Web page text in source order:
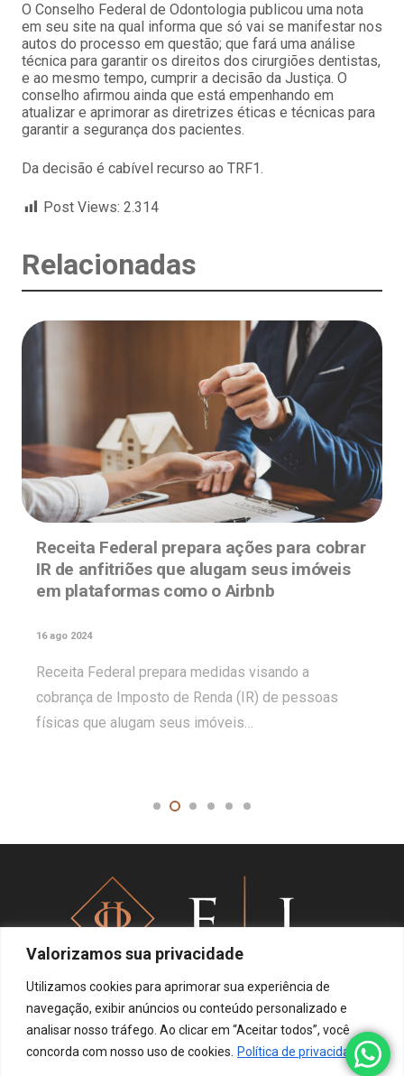
Valorizamos sua privacidade
Utilizamos cookies para aprimorar sua experiência de
navegação, exibir anúncios ou conteúdo personalizado e
analisar nosso tráfego. Ao clicar em “Aceitar todos”, você
concorda com nosso uso de cookies. Política de privacidade
O Conselho Federal de Odontologia publicou uma nota
em seu site na qual informa que só vai se manifestar nos
autos do processo em questão; que fará uma análise
técnica para garantir os direitos dos cirurgiões dentistas,
e ao mesmo tempo, cumprir a decisão da Justiça. O
conselho afirmou ainda que está empenhando em
atualizar e aprimorar as diretrizes éticas e técnicas para
garantir a segurança dos pacientes.
Da decisão é cabível recurso ao TRF1.
Post Views: 2.314
Relacionadas
Receita Federal prepara ações para cobrar
IR de anfitriões que alugam seus imóveis
em plataformas como o Airbnb
16 ago 2024
Receita Federal prepara medidas visando a
cobrança de Imposto de Renda (IR) de pessoas
físicas que alugam seus imóveis…
Política de privacidade